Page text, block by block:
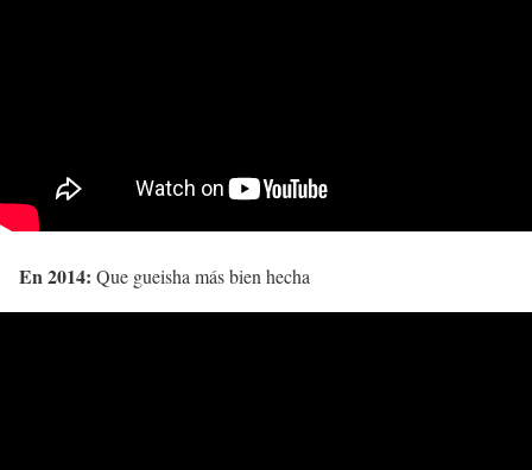
En 2014: Que gueisha más bien hecha